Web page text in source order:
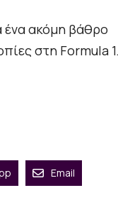
ένα ακόμη βάθρο
στη Formula
Email